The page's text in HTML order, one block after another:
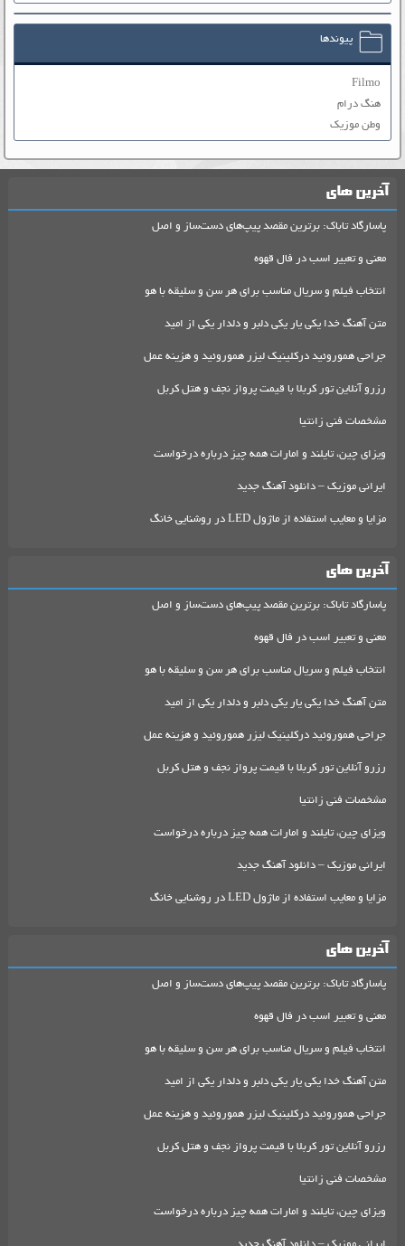
پیوندها
Filmo
هنگ درام
وطن موزیک
آخرین های
پاسارگاد تاباک: برترین مقصد پیپ‌های دست‌ساز و اصل
معنی و تعبیر اسب در فال قهوه
انتخاب فیلم و سریال مناسب برای هر سن و سلیقه با هو
متن آهنگ خدا یکی یار یکی دلبر و دلدار یکی از امید
جراحی هموروئید درکلینیک لیزر هموروئید و هزینه عمل
رزرو آنلاین تور کربلا با قیمت پرواز نجف و هتل کربل
مشخصات فنی زانتیا
ویزای چین، تایلند و امارات همه چیز درباره درخواست
ایرانی موزیک – دانلود آهنگ جدید
مزایا و معایب استفاده از ماژول LED در روشنایی خانگ
آخرین های
پاسارگاد تاباک: برترین مقصد پیپ‌های دست‌ساز و اصل
معنی و تعبیر اسب در فال قهوه
انتخاب فیلم و سریال مناسب برای هر سن و سلیقه با هو
متن آهنگ خدا یکی یار یکی دلبر و دلدار یکی از امید
جراحی هموروئید درکلینیک لیزر هموروئید و هزینه عمل
رزرو آنلاین تور کربلا با قیمت پرواز نجف و هتل کربل
مشخصات فنی زانتیا
ویزای چین، تایلند و امارات همه چیز درباره درخواست
ایرانی موزیک – دانلود آهنگ جدید
مزایا و معایب استفاده از ماژول LED در روشنایی خانگ
آخرین های
پاسارگاد تاباک: برترین مقصد پیپ‌های دست‌ساز و اصل
معنی و تعبیر اسب در فال قهوه
انتخاب فیلم و سریال مناسب برای هر سن و سلیقه با هو
متن آهنگ خدا یکی یار یکی دلبر و دلدار یکی از امید
جراحی هموروئید درکلینیک لیزر هموروئید و هزینه عمل
رزرو آنلاین تور کربلا با قیمت پرواز نجف و هتل کربل
مشخصات فنی زانتیا
ویزای چین، تایلند و امارات همه چیز درباره درخواست